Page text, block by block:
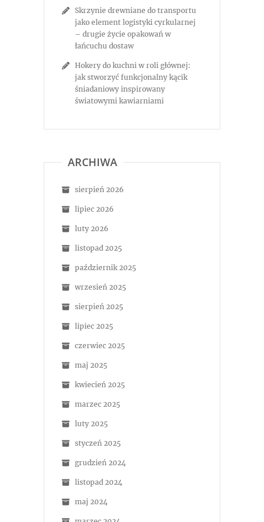
Skrzynie drewniane do transportu
jako element logistyki cyrkularnej
– drugie życie opakowań w
łańcuchu dostaw
Hokery do kuchni w roli głównej:
jak stworzyć funkcjonalny kącik
śniadaniowy inspirowany
światowymi kawiarniami
ARCHIWA
sierpień 2026
lipiec 2026
luty 2026
listopad 2025
październik 2025
wrzesień 2025
sierpień 2025
lipiec 2025
czerwiec 2025
maj 2025
kwiecień 2025
marzec 2025
luty 2025
styczeń 2025
grudzień 2024
listopad 2024
maj 2024